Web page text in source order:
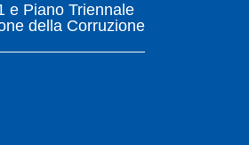
e Piano Triennale
della Corruzione